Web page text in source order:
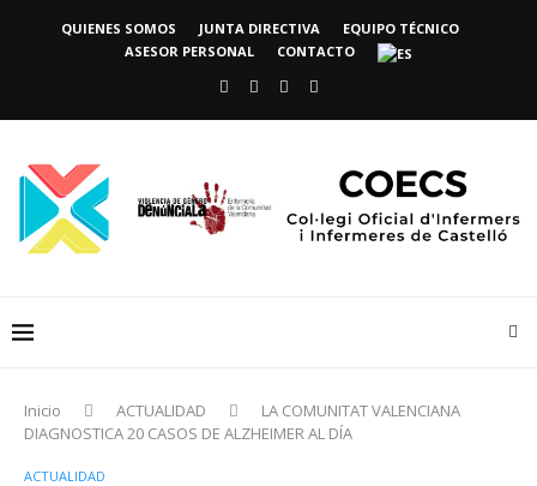
QUIENES SOMOS JUNTA DIRECTIVA
EQUIPO TÉCNICO
ASESOR PERSONAL
CONTACTO
Inicio ACTUALIDAD
LA COMUNITAT VALENCIANA
DIAGNOSTICA 20 CASOS DE ALZHEIMER AL DÍA
ACTUALIDAD